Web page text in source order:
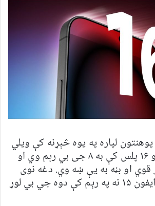
لپاره په یوه څېړنه کې ویلي
چې په ایفون ۱۶ او ۱۶ پلس کې به ۸ جی بي رېم وي او
۱۵ به ډېر قوي او بڼه به یې ښه وي. دغه نوی
ماډل ایفون به له ایفون ۱۵ نه په رېم کې دوه جي بي لوړ